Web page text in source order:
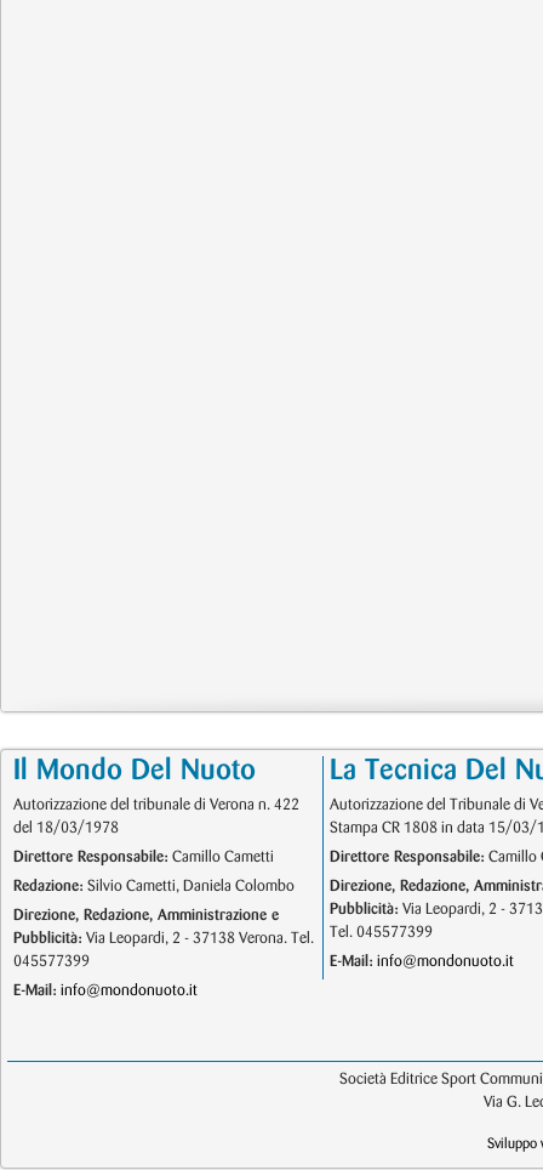
Il Mondo Del Nuoto
Autorizzazione del tribunale di Verona n. 422
del 18/03/1978
Direttore Responsabile: Camillo Cametti
Redazione: Silvio Cametti, Daniela Colombo
Direzione, Redazione, Amministrazione e
Pubblicità: Via Leopardi, 2 - 37138 Verona. Tel.
045577399
E-Mail: info@mondonuoto.it
La Tecnica Del
Autorizzazione del Tribunale di
Stampa CR 1808 in data 15/03/
Direttore Responsabile: Camillo
Direzione, Redazione,
Pubblicità: Via Leopardi, 2 -
Tel. 045577399
E-Mail: info@mondonuoto.it
Società Editrice Sport
Via G.
Sviluppo